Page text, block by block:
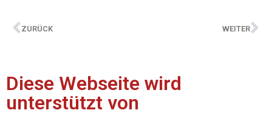
ZURÜCK WEITER
Diese Webseite wird
unterstützt von